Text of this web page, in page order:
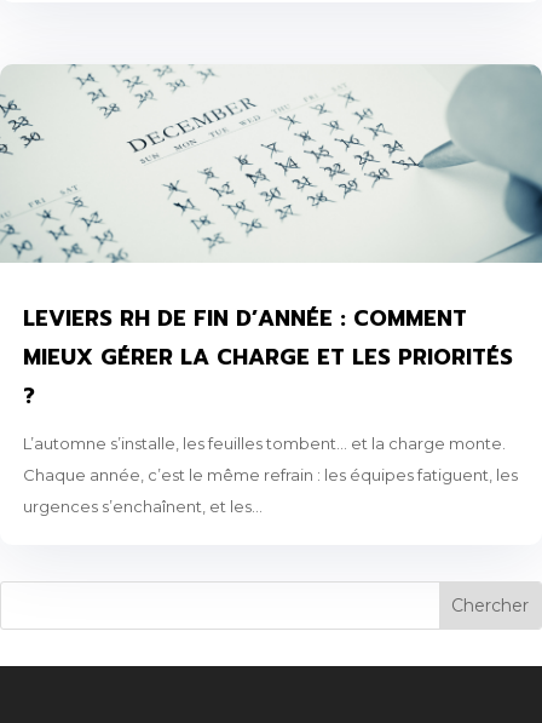
LEVIERS RH DE FIN D’ANNÉE : COMMENT
MIEUX GÉRER LA CHARGE ET LES PRIORITÉS
?
L’automne s’installe, les feuilles tombent… et la charge monte.
Chaque année, c’est le même refrain : les équipes fatiguent, les
urgences s’enchaînent, et les...